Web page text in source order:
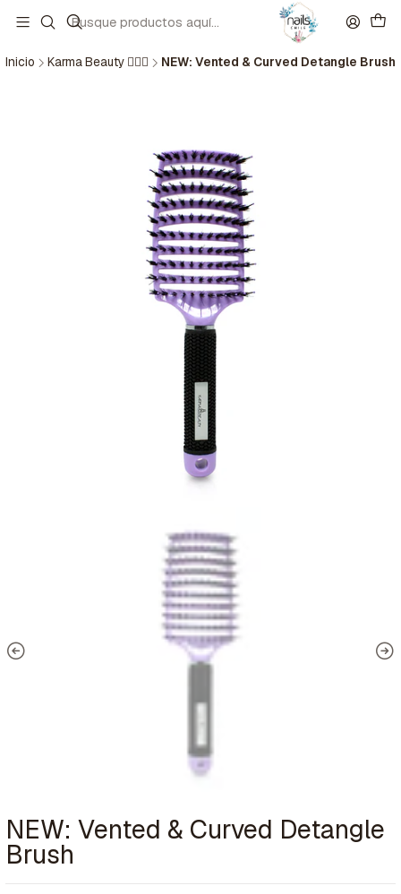
Inicio Karma Beauty 🧘🏼‍♀️ NEW: Vented & Curved Detangle Brush
NEW: Vented & Curved Detangle
Brush